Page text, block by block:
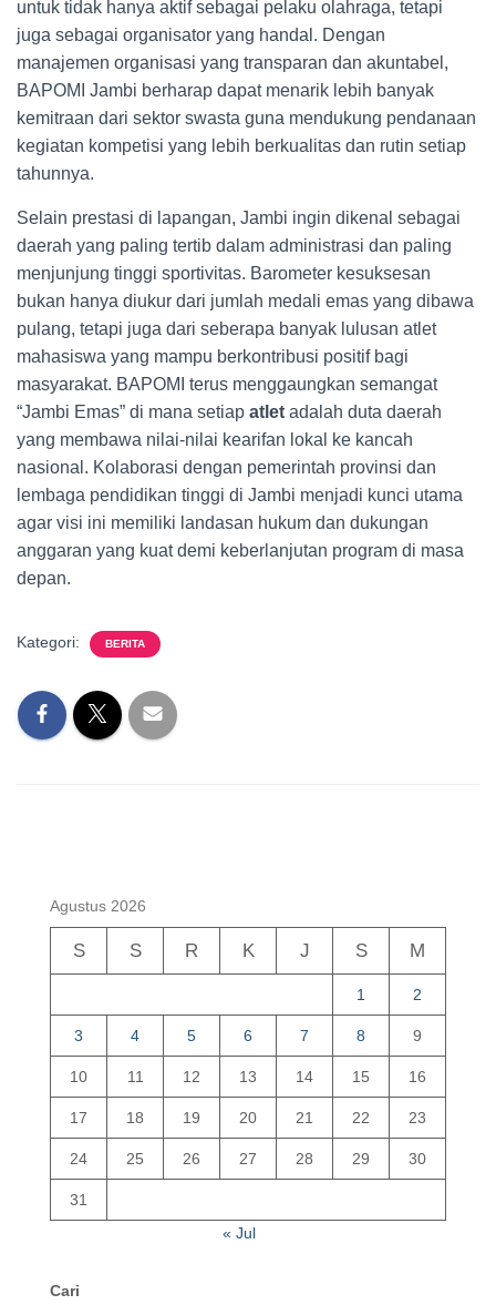
untuk tidak hanya aktif sebagai pelaku olahraga, tetapi
juga sebagai organisator yang handal. Dengan
manajemen organisasi yang transparan dan akuntabel,
BAPOMI Jambi berharap dapat menarik lebih banyak
kemitraan dari sektor swasta guna mendukung pendanaan
kegiatan kompetisi yang lebih berkualitas dan rutin setiap
tahunnya.
Selain prestasi di lapangan, Jambi ingin dikenal sebagai
daerah yang paling tertib dalam administrasi dan paling
menjunjung tinggi sportivitas. Barometer kesuksesan
bukan hanya diukur dari jumlah medali emas yang dibawa
pulang, tetapi juga dari seberapa banyak lulusan atlet
mahasiswa yang mampu berkontribusi positif bagi
masyarakat. BAPOMI terus menggaungkan semangat
“Jambi Emas” di mana setiap atlet adalah duta daerah
yang membawa nilai-nilai kearifan lokal ke kancah
nasional. Kolaborasi dengan pemerintah provinsi dan
lembaga pendidikan tinggi di Jambi menjadi kunci utama
agar visi ini memiliki landasan hukum dan dukungan
anggaran yang kuat demi keberlanjutan program di masa
depan.
Kategori: BERITA
Agustus 2026
S S R K J S M
1 2
3 4 5 6 7 8 9
10 11 12 13 14 15 16
17 18 19 20 21 22 23
24 25 26 27 28 29 30
31
« Jul
Cari